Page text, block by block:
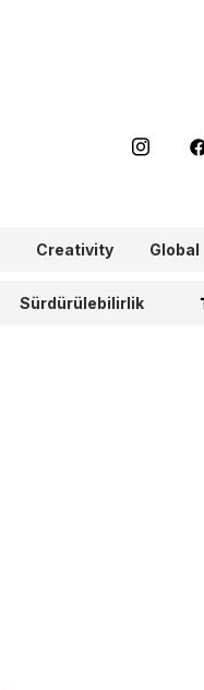
Creativity Global
Sürdürülebilirlik